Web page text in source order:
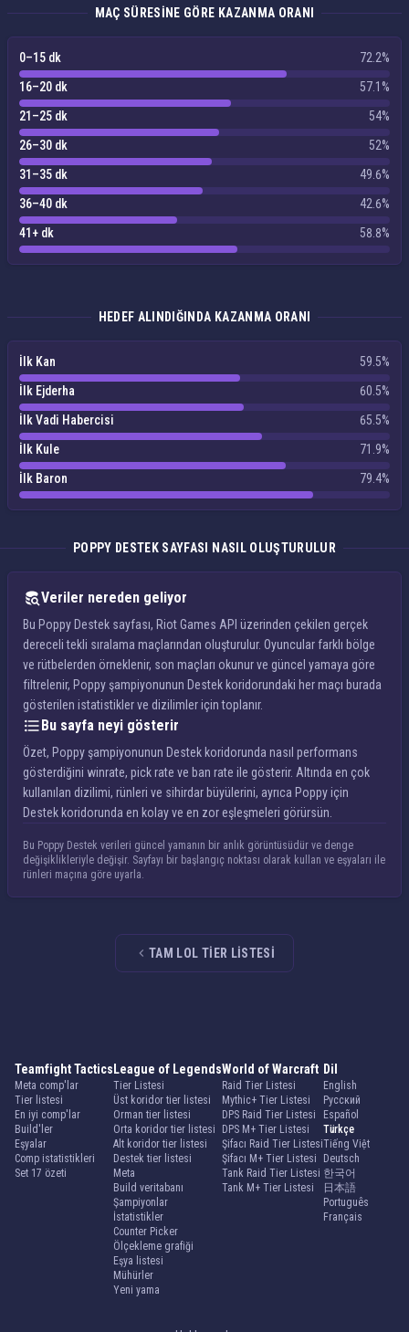
MAÇ SÜRESINE GÖRE KAZANMA ORANI
0–15 dk
72.2%
16–20 dk
57.1%
21–25 dk
54%
26–30 dk
52%
31–35 dk
49.6%
36–40 dk
42.6%
41+ dk
58.8%
HEDEF ALINDIĞINDA KAZANMA ORANI
İlk Kan
59.5%
İlk Ejderha
60.5%
İlk Vadi Habercisi
65.5%
İlk Kule
71.9%
İlk Baron
79.4%
POPPY DESTEK SAYFASI NASIL OLUŞTURULUR
Veriler nereden geliyor
Bu Poppy Destek sayfası, Riot Games API üzerinden çekilen gerçek
dereceli tekli sıralama maçlarından oluşturulur. Oyuncular farklı bölge
ve rütbelerden örneklenir, son maçları okunur ve güncel yamaya göre
filtrelenir, Poppy şampiyonunun Destek koridorundaki her maçı burada
gösterilen istatistikler ve dizilimler için toplanır.
Bu sayfa neyi gösterir
Özet, Poppy şampiyonunun Destek koridorunda nasıl performans
gösterdiğini winrate, pick rate ve ban rate ile gösterir. Altında en çok
kullanılan dizilimi, rünleri ve sihirdar büyülerini, ayrıca Poppy için
Destek koridorunda en kolay ve en zor eşleşmeleri görürsün.
Bu Poppy Destek verileri güncel yamanın bir anlık görüntüsüdür ve denge
değişiklikleriyle değişir. Sayfayı bir başlangıç noktası olarak kullan ve eşyaları ile
rünleri maçına göre uyarla.
TAM LOL TIER LISTESI
Teamfight Tactics
Meta comp'lar
Tier listesi
En iyi comp'lar
Build'ler
Eşyalar
Comp istatistikleri
Set 17 özeti
League of Legends
Tier Listesi
Üst koridor tier listesi
Orman tier listesi
Orta koridor tier listesi
Alt koridor tier listesi
Destek tier listesi
Meta
Build veritabanı
Şampiyonlar
İstatistikler
Counter Picker
Ölçekleme grafiği
Eşya listesi
Mühürler
Yeni yama
World of Warcraft
Raid Tier Listesi
Mythic+ Tier Listesi
DPS Raid Tier Listesi
DPS M+ Tier Listesi
Şifacı Raid Tier Listesi
Şifacı M+ Tier Listesi
Tank Raid Tier Listesi
Tank M+ Tier Listesi
Dil
English
Русский
Español
Türkçe
Tiếng Việt
Deutsch
한국어
日本語
Português
Français